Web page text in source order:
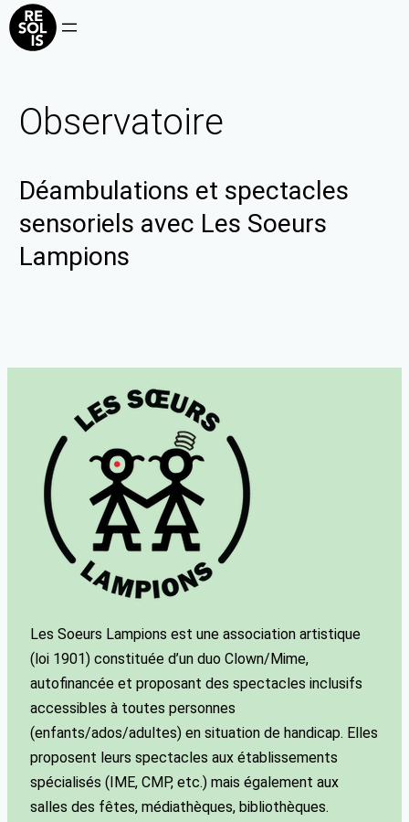
Observatoire
Déambulations et spectacles
sensoriels avec Les Soeurs
Lampions
Les Soeurs Lampions est une association artistique
(loi 1901) constituée d’un duo Clown/Mime,
autofinancée et proposant des spectacles inclusifs
accessibles à toutes personnes
(enfants/ados/adultes) en situation de handicap. Elles
proposent leurs spectacles aux établissements
spécialisés (IME, CMP, etc.) mais également aux
salles des fêtes, médiathèques, bibliothèques.